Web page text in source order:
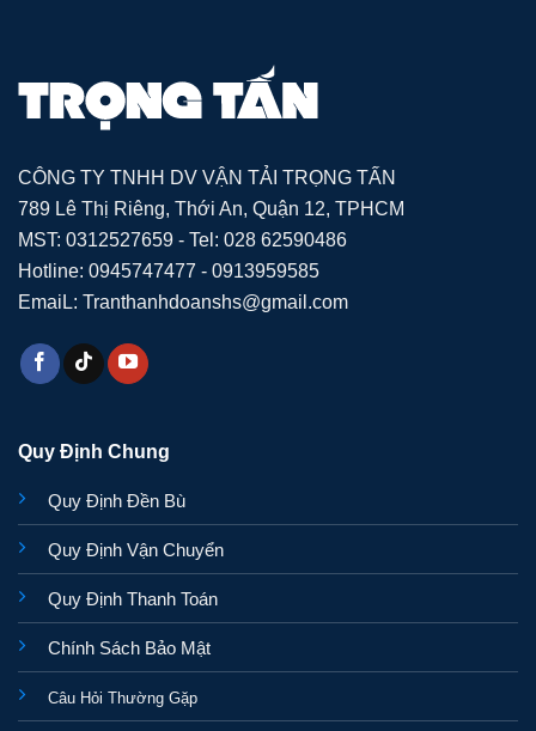
CÔNG TY TNHH DV VẬN TẢI TRỌNG TẤN
789 Lê Thị Riêng, Thới An, Quận 12, TPHCM
MST: 0312527659 - Tel: 028 62590486
Hotline: 0945747477 - 0913959585
EmaiL: Tranthanhdoanshs@gmail.com
Quy Định Chung
Quy Định Đền Bù
Quy Định Vận Chuyển
Quy Định Thanh Toán
Chính Sách Bảo Mật
Câu Hỏi Thường Gặp